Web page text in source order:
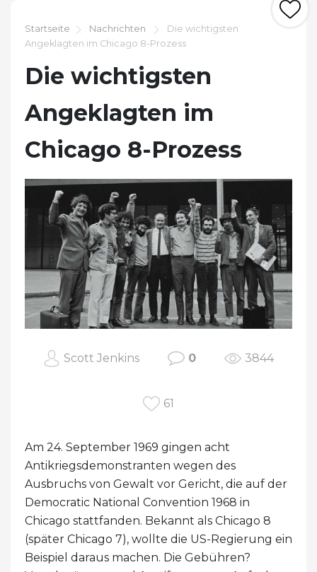
Startseite Nachrichten
Die wichtigsten
Angeklagten im Chicago 8-Prozess
Die wichtigsten
Angeklagten im
Chicago 8-Prozess
Scott Jenkins 0 3844
61
Am 24. September 1969 gingen acht
Antikriegsdemonstranten wegen des
Ausbruchs von Gewalt vor Gericht, die auf der
Democratic National Convention 1968 in
Chicago stattfanden. Bekannt als Chicago 8
(später Chicago 7), wollte die US-Regierung ein
Beispiel daraus machen. Die Gebühren?